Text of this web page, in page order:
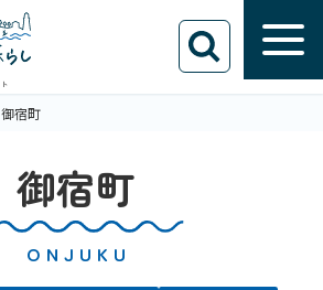
御宿町
御宿町
ONJUKU